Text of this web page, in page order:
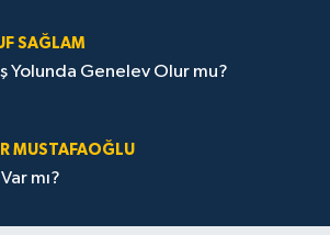
SAĞLAM
Yolunda Genelev Olur mu?
MUSTAFAOĞLU
mı?